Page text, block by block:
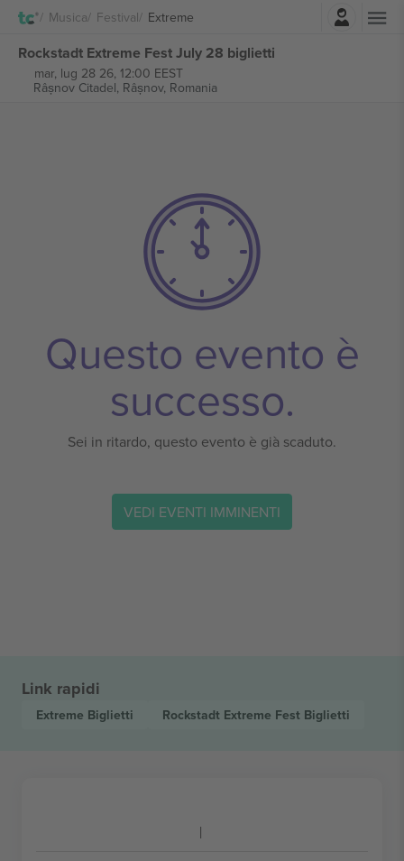
Musica Festival Extreme
Rockstadt Extreme Fest July 28 biglietti
mar, lug 28 26, 12:00 EEST
Râșnov Citadel, Râșnov, Romania
Questo evento è
successo.
Sei in ritardo, questo evento è già scaduto.
VEDI EVENTI IMMINENTI
Link rapidi
Extreme Biglietti Rockstadt Extreme Fest Biglietti